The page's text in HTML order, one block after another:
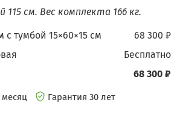
115 см. Вес комплекта 166 кг.
68 300 ₽
с тумбой 15×60×15 см
бесплатно
68 300 ₽
месяц
Гарантия 30 лет